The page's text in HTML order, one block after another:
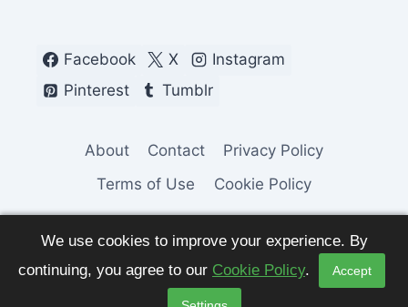
We use cookies to improve your experience. By
continuing, you agree to our Cookie Policy. Accept
Facebook X
Instagram
Pinterest
Tumblr
About Contact
Privacy Policy
Terms of Use
Cookie Policy
© 2026 Fashion Pulse Trends. All Rights